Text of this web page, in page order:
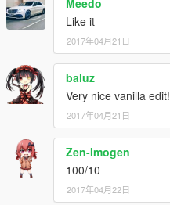
Meedo
Like it
2017年04月21日
baluz
Very nice vanilla edit!
2017年04月21日
Zen-Imogen
100/10
2017年04月22日